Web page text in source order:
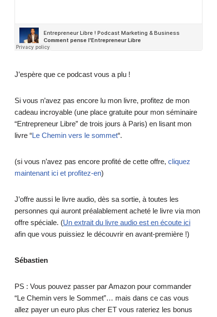
J’espère que ce podcast vous a plu !
Si vous n’avez pas encore lu mon livre, profitez de mon
cadeau incroyable (une place gratuite pour mon séminaire
“Entrepreneur Libre” de trois jours à Paris) en lisant mon
livre “Le Chemin vers le sommet“.
(si vous n’avez pas encore profité de cette offre, cliquez
maintenant ici et profitez-en)
J’offre aussi le livre audio, dès sa sortie, à toutes les
personnes qui auront préalablement acheté le livre via mon
offre spéciale. (Un extrait du livre audio est en écoute ici
afin que vous puissiez le découvrir en avant-première !)
Sébastien
PS : Vous pouvez passer par Amazon pour commander
“Le Chemin vers le Sommet”… mais dans ce cas vous
allez payer un euro plus cher ET vous rateriez les bonus